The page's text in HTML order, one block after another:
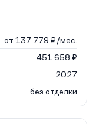
от 137 779 ₽/мес.
451 658 ₽
2027
без отделки